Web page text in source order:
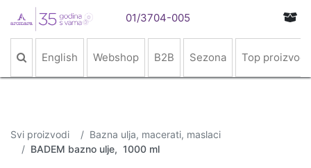
01/3704-005
English Webshop B2B Sezona Top proizvodi
Svi proizvodi
Bazna ulja, macerati, maslaci
BADEM bazno ulje, 1000 ml